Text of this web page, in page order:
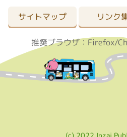
サイトマップ リンク
推奨ブラウザ：Firefox/